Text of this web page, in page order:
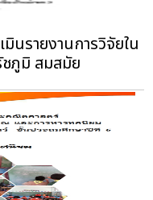
นรายงานการวิจัยใน
ภูมิ สมสมัย